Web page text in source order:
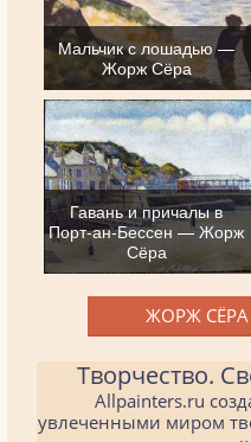
Мальчик с лошадью —
Жорж Сёра
Гавань и причалы в
Порт-ан-Бессен — Жорж
Сёра
ЖОРЖ СЁРА
Творчество.
Allpainters.ru
увлеченными миром